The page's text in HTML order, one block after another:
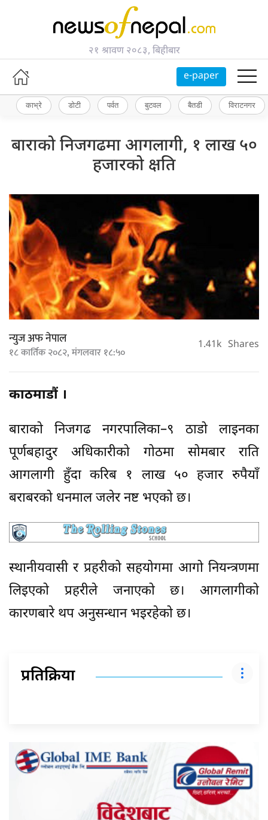
२१ श्रावण २०८३, बिहीबार
e-paper
काभ्रे डोटी पर्वत बुटवल बैतडी विराटनगर
बाराको निजगढमा आगलागी, १ लाख ५०
हजारको क्षति
न्युज अफ नेपाल
१८ कार्तिक २०८२, मंगलवार १८:५० 1.41k Shares
काठमाडौं ।
बाराको निजगढ नगरपालिका–९ ठाडो लाइनका
पूर्णबहादुर अधिकारीको गोठमा सोमबार राति
आगलागी हुँदा करिब १ लाख ५० हजार रुपैयाँ
बराबरको धनमाल जलेर नष्ट भएको छ।
स्थानीयवासी र प्रहरीको सहयोगमा आगो नियन्त्रणमा
लिइएको प्रहरीले जनाएको छ। आगलागीको
कारणबारे थप अनुसन्धान भइरहेको छ।
प्रतिक्रिया